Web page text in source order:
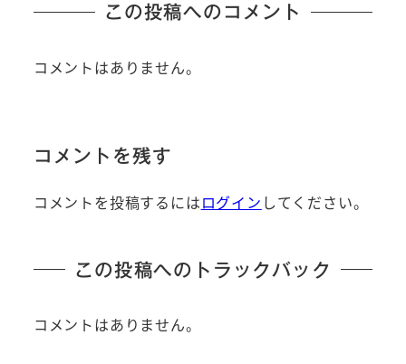
この投稿へのコメント
コメントはありません。
コメントを残す
コメントを投稿するにはログイン してください。
この投稿へのトラックバック
コメントはありません。